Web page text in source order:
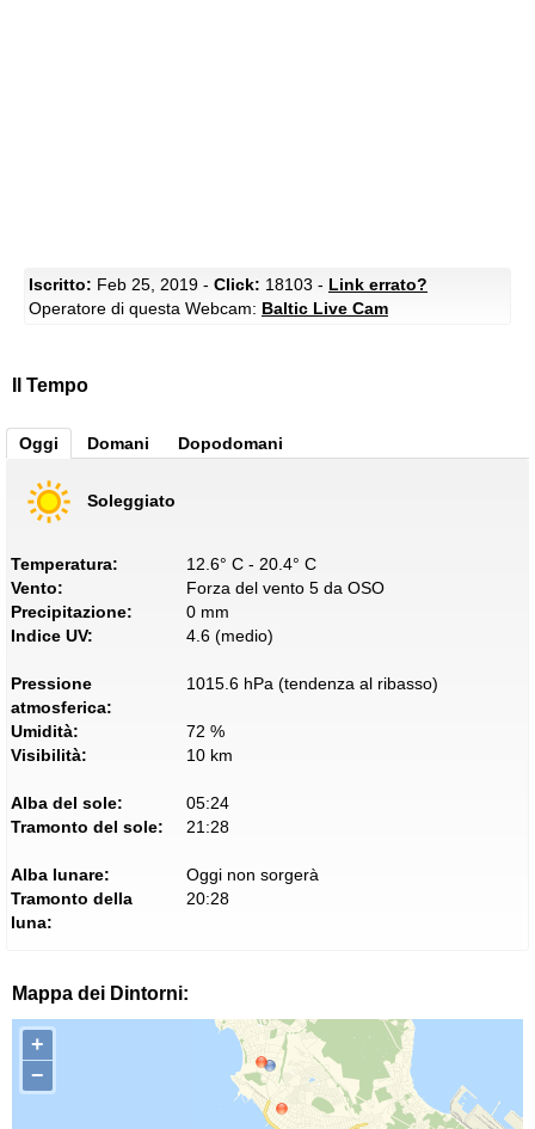
Iscritto: Feb 25, 2019 - Click: 18103 - Link errato?
Operatore di questa Webcam: Baltic Live Cam
Il Tempo
Oggi Domani Dopodomani
Soleggiato
Temperatura:
12.6° C - 20.4° C
Vento:
Forza del vento 5 da OSO
Precipitazione:
0 mm
Indice UV:
4.6 (medio)
Pressione
atmosferica:
1015.6 hPa (tendenza al ribasso)
Umidità:
72 %
Visibilità:
10 km
Alba del sole:
05:24
Tramonto del sole:
21:28
Alba lunare:
Oggi non sorgerà
Tramonto della
luna:
20:28
Mappa dei Dintorni:
+
−